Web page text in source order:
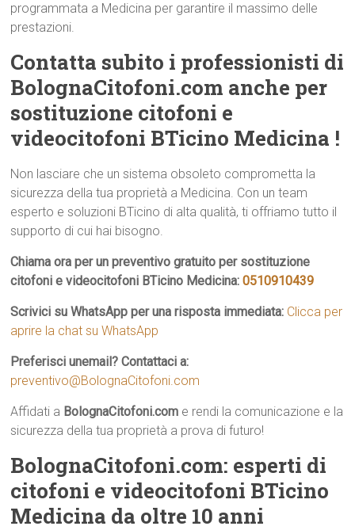
programmata a Medicina per garantire il massimo delle
prestazioni.
Contatta subito i professionisti di
BolognaCitofoni.com anche per
sostituzione citofoni e
videocitofoni BTicino Medicina !
Non lasciare che un sistema obsoleto comprometta la
sicurezza della tua proprietà a Medicina. Con un team
esperto e soluzioni BTicino di alta qualità, ti offriamo tutto il
supporto di cui hai bisogno.
Chiama ora per un preventivo gratuito per sostituzione
citofoni e videocitofoni BTicino Medicina:0510910439
Scrivici su WhatsApp per una risposta immediata: Clicca per
aprire la chat su WhatsApp
Preferisci unemail? Contattaci a:
preventivo@BolognaCitofoni.com
Affidati a BolognaCitofoni.com e rendi la comunicazione e la
sicurezza della tua proprietà a prova di futuro!
BolognaCitofoni.com: esperti di
citofoni e videocitofoni BTicino
Medicina da oltre 10 anni